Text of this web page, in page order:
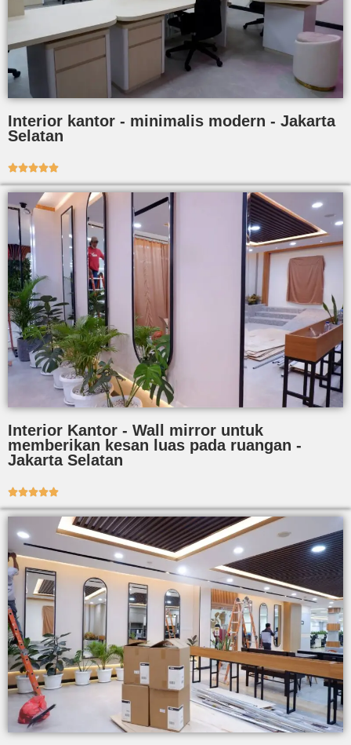
Interior kantor - minimalis modern - Jakarta
Selatan

Interior Kantor - Wall mirror untuk
memberikan kesan luas pada ruangan -
Jakarta Selatan
